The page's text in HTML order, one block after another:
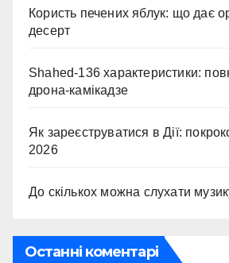
Користь печених яблук: що дає
десерт
Shahed-136 характеристики:
дрона-камікадзе
Як зареєструватися в Дії:
2026
До скількох можна слухати
Останні коментарі